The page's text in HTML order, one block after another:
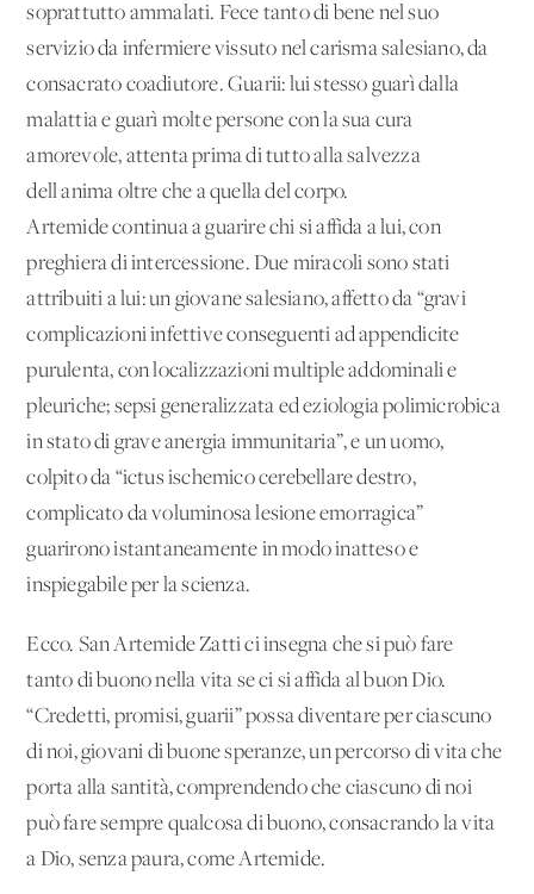
soprattutto ammalati. Fece tanto di bene nel suo
servizio da infermiere vissuto nel carisma salesiano, da
consacrato coadiutore. Guarii: lui stesso guarì dalla
malattia e guarì molte persone con la sua cura
amorevole, attenta prima di tutto alla salvezza
dell'anima oltre che a quella del corpo.
Artemide continua a guarire chi si affida a lui, con
preghiera di intercessione. Due miracoli sono stati
attribuiti a lui: un giovane salesiano, affetto da “gravi
complicazioni infettive conseguenti ad appendicite
purulenta, con localizzazioni multiple addominali e
pleuriche; sepsi generalizzata ed eziologia polimicrobica
in stato di grave anergia immunitaria”, e un uomo,
colpito da “ictus ischemico cerebellare destro,
complicato da voluminosa lesione emorragica”
guarirono istantaneamente in modo inatteso e
inspiegabile per la scienza.
Ecco. San Artemide Zatti ci insegna che si può fare
tanto di buono nella vita se ci si affida al buon Dio.
“Credetti, promisi, guarii” possa diventare per ciascuno
di noi, giovani di buone speranze, un percorso di vita che
porta alla santità, comprendendo che ciascuno di noi
può fare sempre qualcosa di buono, consacrando la vita
a Dio, senza paura, come Artemide.